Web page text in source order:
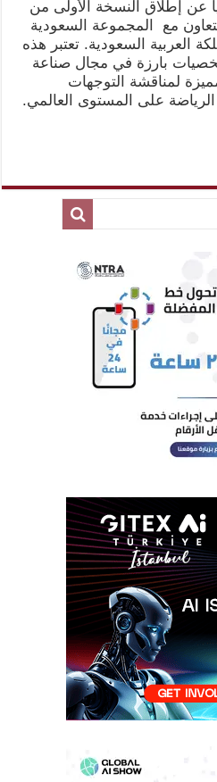
عن إطلاق النسخة الأولى من
مع المجموعة السعودية
العربية السعودية. تعتبر هذه
بارزة في مجال صناعة
لمناقشة التوجهات
الرياضة على المستوى العالمي.